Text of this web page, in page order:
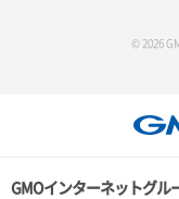
© 2026
GMOインターネットグル